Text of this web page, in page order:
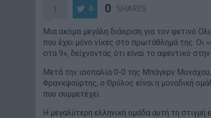
0 SHARES
0
Μια ακόμα μεγάλη διάκριση για τον φετινό
που έχει μόνο νίκες στο πρωτάθλημά της. Οι
στα 9», δείχνοντας ότι είναι το αφεντικό
Μετά την ισοπαλία 0-0 της Μπάγερν
Φρανκφούρτης, ο Θρύλος είναι η μοναδική
που συμμετέχει.
Η μεγαλύτερη ελληνική ομάδα αυτή τη στιγμή